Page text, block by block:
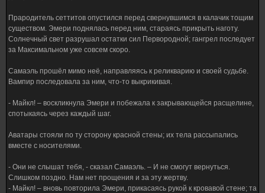
Прародитель сеттитов опустился перед свернувшимся в калачик тощим
существом. Эмери поднялась перед ним, стараясь прикрыть наготу.
Солнечный свет разрушал остатки сил Первородной; гангрел последует
за Максимальном уже совсем скоро.
Самаэль прошёл мимо неё, направляясь к реликварию и своей судьбе.
Вампир последовала за ним, что-то выкрикивая.
- Майкл! – воскликнула Эмери и побежала к закрывающейся расщелине,
спотыкаясь через каждый шаг.
Аватары стояли по ту сторону красной стены; их тела рассыпались
вместе с носителями.
- Они не слышат тебя, - сказал Самаэль. – И не смогут вернуться.
Слишком поздно. Нам нет прощения и за эту жертву.
- Майкл! – вновь повторила Эмери, прикасаясь рукой к кровавой стене; та